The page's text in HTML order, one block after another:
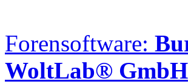
Forensoftware:
WoltLab® GmbH